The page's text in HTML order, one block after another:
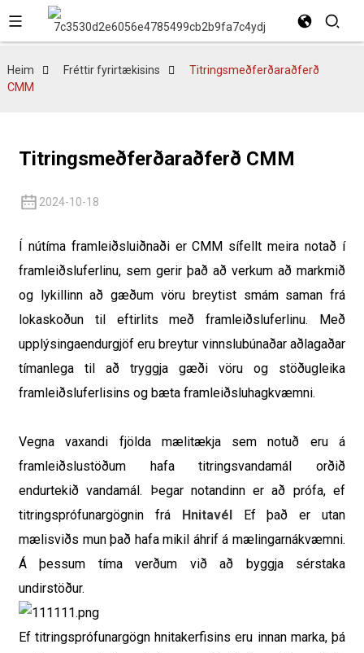
Heim Fréttir fyrirtækisins
Titringsmeðferðaraðferð
CMM
Titringsmeðferðaraðferð CMM
2024-10-18
Í nútíma framleiðsluiðnaði er CMM sífellt meira notað í
framleiðsluferlinu, sem gerir það að verkum að markmið
og lykillinn að gæðum vöru breytist smám saman frá
lokaskoðun til eftirlits með framleiðsluferlinu. Með
upplýsingaendurgjöf eru breytur vinnslubúnaðar aðlagaðar
tímanlega til að tryggja gæði vöru og stöðugleika
framleiðsluferlisins og bæta framleiðsluhagkvæmni.
Vegna vaxandi fjölda mælitækja sem notuð eru á
framleiðslustöðum hafa titringsvandamál orðið
endurtekið vandamál. Þegar notandinn er að prófa, ef
titringsprófunargögnin frá
Hnitavél
Ef það er utan
mælisviðs mun það hafa mikil áhrif á mælingarnákvæmni.
Á þessum tíma verðum við að byggja sérstaka
undirstöður.
Ef titringsprófunargögn hnitakerfisins eru innan marka, þá